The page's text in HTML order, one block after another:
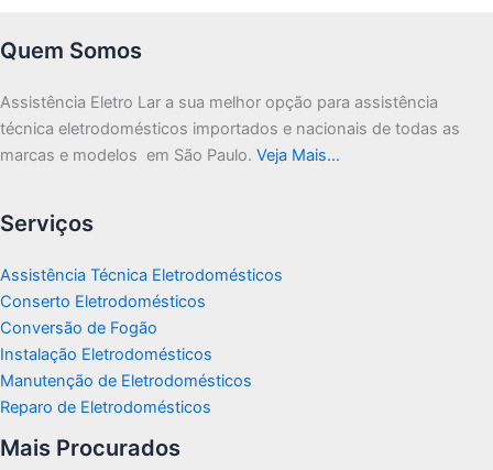
Quem Somos
Assistência Eletro Lar a sua melhor opção para assistência
técnica eletrodomésticos importados e nacionais de todas as
marcas e modelos em São Paulo. Veja Mais…
Serviços
Assistência Técnica Eletrodomésticos
Conserto Eletrodomésticos
Conversão de Fogão
Instalação Eletrodomésticos
Manutenção de Eletrodomésticos
Reparo de Eletrodomésticos
Mais Procurados